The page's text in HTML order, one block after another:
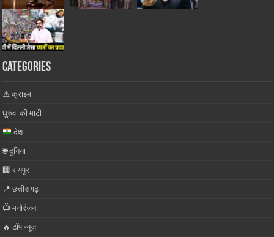
Categories
⚠️ क्राइम
घुरुवा की माटी
देश
🌐 दुनिया
🏢 रायपुर
📍 छत्तीसगढ़
📺 मनोरंजन
🔥 टॉप न्यूज़